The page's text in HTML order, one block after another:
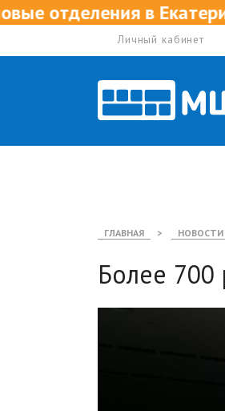
в Екатеринбурге,
Личный кабинет
ГЛАВНАЯ >
Более